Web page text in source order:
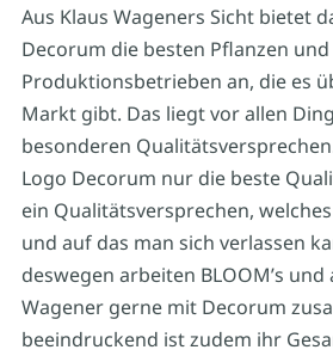
Aus Klaus Wageners Sicht bietet
Decorum die besten Pflanzen
Produktionsbetrieben an, die es
Markt gibt. Das liegt vor allen
besonderen
Logo Decorum nur die beste
ein Qualitätsversprechen,
und auf das man sich verlassen
deswegen arbeiten BLOOM’s und
Wagener gerne mit Decorum
beeindruckend ist zudem ihr